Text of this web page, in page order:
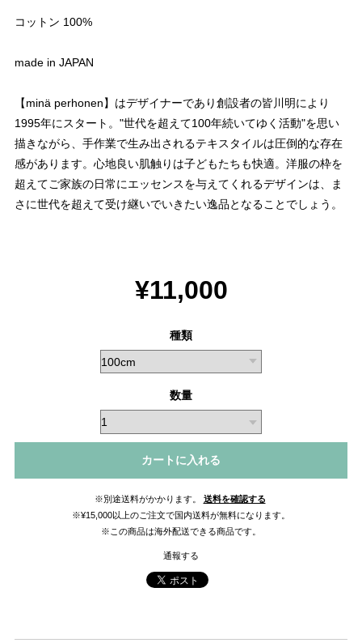
コットン 100%
made in JAPAN
【minä perhonen】はデザイナーであり創設者の皆川明により
1995年にスタート。"世代を超えて100年続いてゆく活動"を思い
描きながら、手作業で生み出されるテキスタイルは圧倒的な存在
感があります。心地良い肌触りは子どもたちも快適。洋服の枠を
超えてご家族の日常にエッセンスを与えてくれるデザインは、ま
さに世代を超えて受け継いでいきたい逸品となることでしょう。
¥11,000
種類
数量
カートに入れる
※別途送料がかかります。
送料を確認する
※¥15,000以上のご注文で国内送料が無料になります。
※この商品は海外配送できる商品です。
通報する